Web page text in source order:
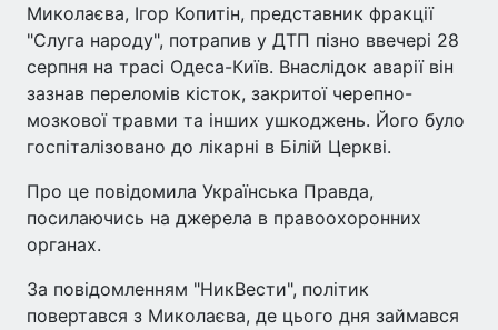
Миколаєва, Ігор Копитін, представник фракції
"Слуга народу", потрапив у ДТП пізно ввечері 28
серпня на трасі Одеса-Київ. Внаслідок аварії він
зазнав переломів кісток, закритої черепно-
мозкової травми та інших ушкоджень. Його було
госпіталізовано до лікарні в Білій Церкві.
Про це повідомила Українська Правда,
посилаючись на джерела в правоохоронних
органах.
За повідомленням "НикВести", політик
повертався з Миколаєва, де цього дня займався